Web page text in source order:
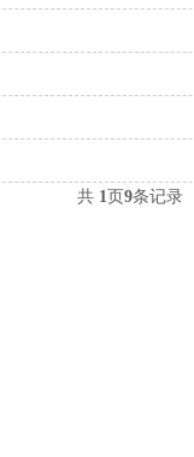
共 1页9条记录